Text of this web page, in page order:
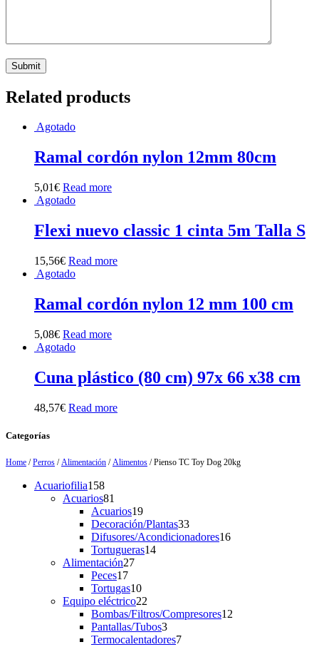
Related products
Agotado
Ramal cordón nylon 12mm 80cm
5,01€ Read more
Agotado
Flexi nuevo classic 1 cinta 5m Talla S
15,56€ Read more
Agotado
Ramal cordón nylon 12 mm 100 cm
5,08€ Read more
Agotado
Cuna plástico (80 cm) 97x 66 x38 cm
48,57€ Read more
Categorías
Home /Perros /Alimentación /Alimentos / Pienso TC Toy Dog 20kg
Acuariofilia158158
products
Acuarios81
products
Acuarios1919
products
Decoración/Plantas3333
products
Difusores/Acondicionadores1616
Tortugueras1414
Alimentación2727
Peces1717
products
Tortugas1010
products
Equipo eléctrico22
products
Bombas/Filtros/Compresores12
Pantallas/Tubos33
products
Termocalentadores77